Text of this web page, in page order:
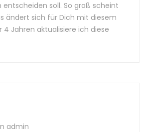
entscheiden soll. So groß scheint
ändert sich für Dich mit diesem
4 Jahren aktualisiere ich diese
admin